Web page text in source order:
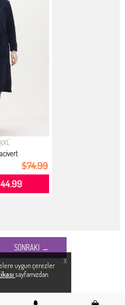
X
uygun çerezler
sayfamızdan
XXL
$74.99
SONRAKI →